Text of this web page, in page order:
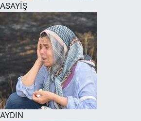
ASAYİŞ
AYDIN